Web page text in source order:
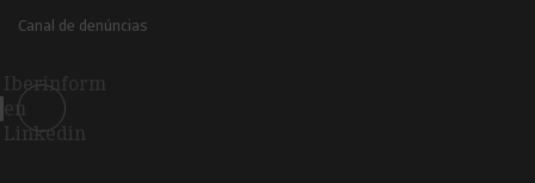
Canal de denúncias
Iberinform
en
Linkedin